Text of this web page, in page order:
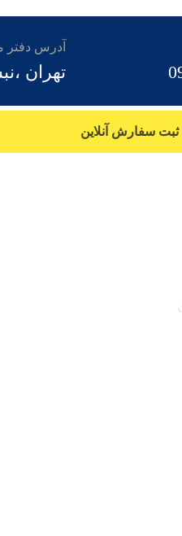
آدرس دفتر
تهران
ثبت سفارش آنلاین